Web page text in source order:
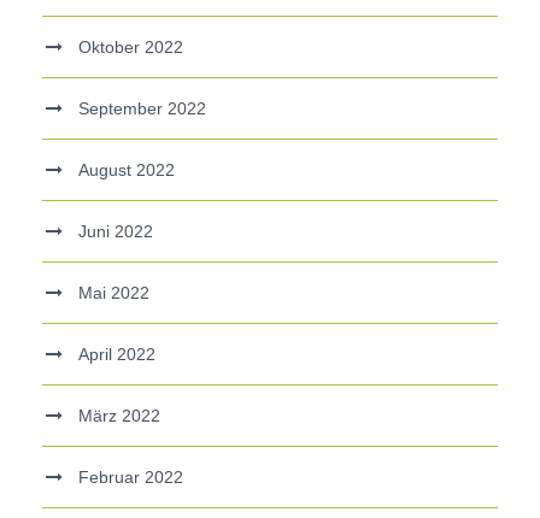
Oktober 2022
September 2022
August 2022
Juni 2022
Mai 2022
April 2022
März 2022
Februar 2022